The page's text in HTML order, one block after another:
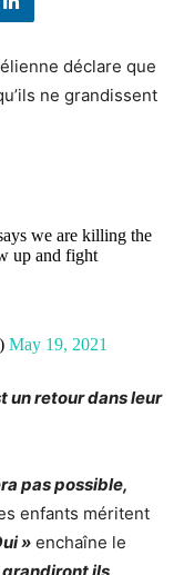
déclare que
ne grandissent
we are killing the
up and fight
May 19, 2021
un retour dans leur
pas possible,
enfants méritent
» enchaîne le